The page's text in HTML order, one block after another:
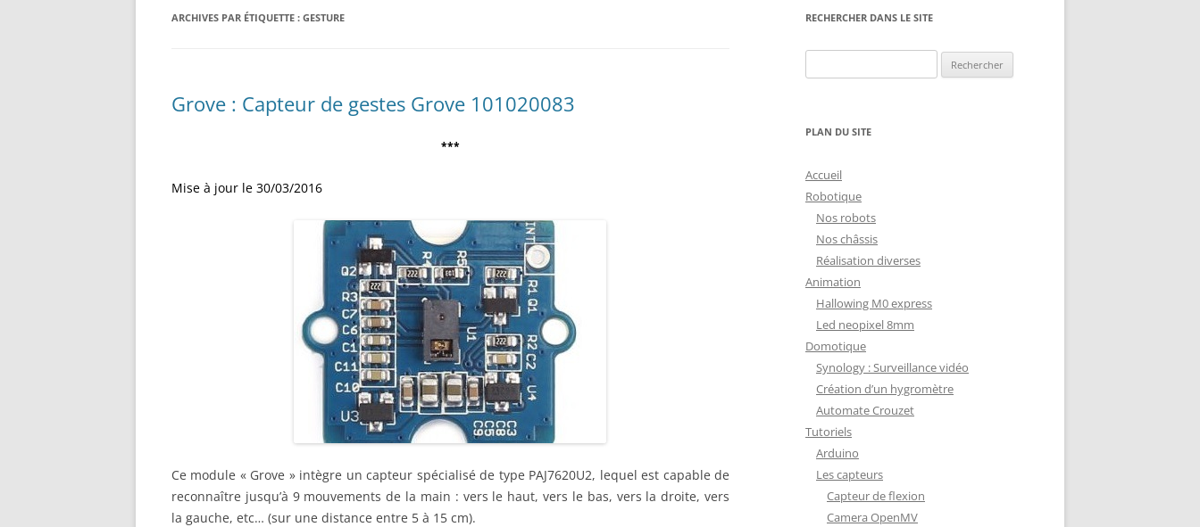
RÉALISATION DIVERSES
ECRAN 4DSYSTEMS
ECRAN NEXTION
FONCTIONNEMENT D’UN BOUTON
POUSSOIR
SERVO XM430-W350
PROTECTION : PORTE FUSIBLE
MENU HARDWARE
LE LANGAGE POUR PROCESSING
ARDUINO : PROGRAMMER AVEC
NOS RÉALISATIONS EN 3D
IMPRESSION 3D DU NET
BASE MOBILE HCR DFROBOT
T050000
ESP32 : APPRENTISSAGE
ARCHIVES PAR ÉTIQUETTE : GESTURE
Grove : Capteur de gestes Grove 101020083
***
Mise à jour le 30/03/2016
Ce module « Grove » intègre un capteur spécialisé de type PAJ7620U2, lequel est capable de
reconnaître jusqu’à 9 mouvements de la main : vers le haut, vers le bas, vers la droite, vers
la gauche, etc… (sur une distance entre 5 à 15 cm).
RECHERCHER DANS LE SITE
PLAN DU SITE
Accueil
Robotique
Nos robots
Nos châssis
Réalisation diverses
Animation
Hallowing M0 express
Led neopixel 8mm
Domotique
Synology : Surveillance vidéo
Création d’un hygromètre
Automate Crouzet
Tutoriels
Arduino
Les capteurs
Capteur de flexion
Camera OpenMV